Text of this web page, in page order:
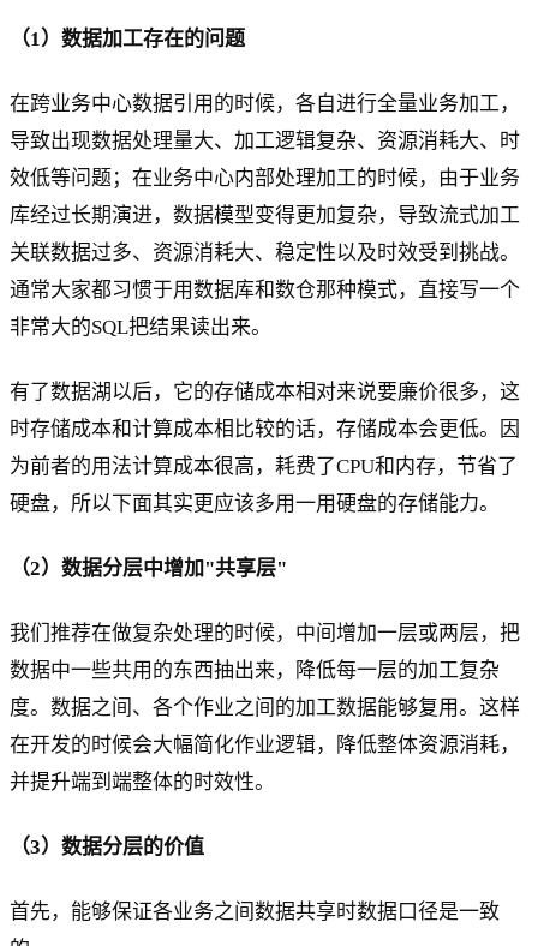
（1）数据加工存在的问题
在跨业务中心数据引用的时候，各自进行全量业务加工，
导致出现数据处理量大、加工逻辑复杂、资源消耗大、时
效低等问题；在业务中心内部处理加工的时候，由于业务
库经过长期演进，数据模型变得更加复杂，导致流式加工
关联数据过多、资源消耗大、稳定性以及时效受到挑战。
通常大家都习惯于用数据库和数仓那种模式，直接写一个
非常大的SQL把结果读出来。
有了数据湖以后，它的存储成本相对来说要廉价很多，这
时存储成本和计算成本相比较的话，存储成本会更低。因
为前者的用法计算成本很高，耗费了CPU和内存，节省了
硬盘，所以下面其实更应该多用一用硬盘的存储能力。
（2）数据分层中增加"共享层"
我们推荐在做复杂处理的时候，中间增加一层或两层，把
数据中一些共用的东西抽出来，降低每一层的加工复杂
度。数据之间、各个作业之间的加工数据能够复用。这样
在开发的时候会大幅简化作业逻辑，降低整体资源消耗，
并提升端到端整体的时效性。
（3）数据分层的价值
首先，能够保证各业务之间数据共享时数据口径是一致